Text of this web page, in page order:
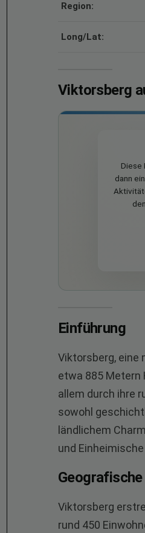
Region:
Long/Lat:
Viktorsberg
Diese
dann
Einführung
Viktorsberg, eine
etwa 885 Metern
allem durch ihre
sowohl
ländlichem
und
Viktorsberg
rund 450